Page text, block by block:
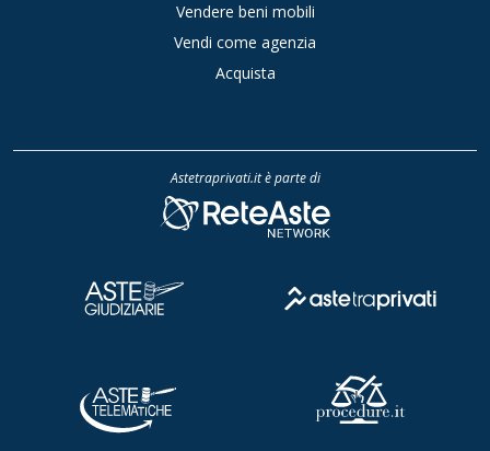
Vendere beni mobili
Vendi come agenzia
Acquista
Astetraprivati.it è parte di